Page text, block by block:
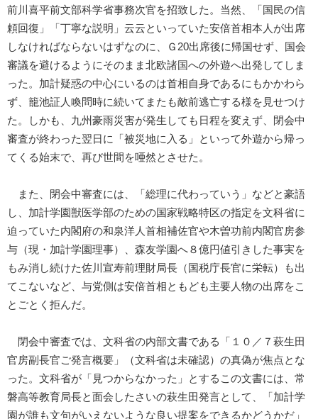
前川喜平前文部科学省事務次官を招致した。当然、「国民の信
頼回復」「丁寧な説明」云云といっていた安倍首相本人が出席
しなければならないはずなのに、Ｇ20出席後に帰国せず、国会
審議を避けるようにそのまま北欧諸国への外遊へ出発してしま
った。加計疑惑の中心にいるのは首相自身であるにもかかわら
ず、籠池証人喚問時に続いてまたも敵前逃亡する様を見せつけ
た。しかも、九州豪雨災害が発生しても日程を変えず、閉会中
審査が終わった翌日に「被災地に入る」といって外遊から帰っ
てくる始末で、再び世間を唖然とさせた。
また、閉会中審査には、「総理に代わっていう」などと豪語
し、加計学園獣医学部のための国家戦略特区の指定を文科省に
迫っていた内閣府の和泉洋人首相補佐官や木曽功前内閣官房参
与（現・加計学園理事）、森友学園へ８億円値引きした事実を
もみ消し続けた佐川宣寿前理財局長（国税庁長官に栄転）も出
てこないなど、与党側は安倍首相ともども主要人物の出席をこ
とごとく拒んだ。
閉会中審査では、文科省の内部文書である「１０／７萩生田
官房副長官ご発言概要」（文科省は未確認）の真偽が焦点とな
った。文科省が「見つからなかった」とするこの文書には、常
磐高等教育局長と面会したさいの萩生田発言として、「加計学
園が誰も文句がいえないような良い提案をできるかどうかだ」